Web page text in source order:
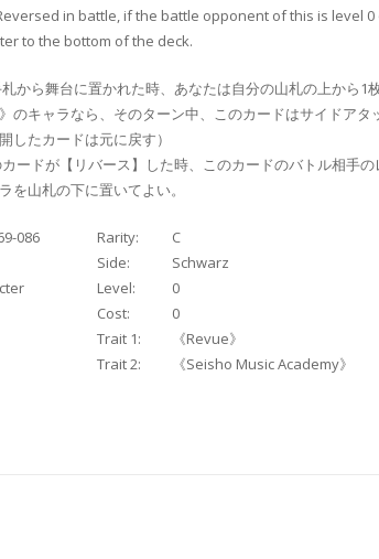
in battle, if the battle opponent of this is level
to the bottom of the deck.
札から舞台に置かれた時、あなたは自分の山札の上から1
のキャラなら、そのターン中、このカードはサイドアタ
したカードは元に戻す）
カードが【リバース】した時、このカードのバトル相手
を山札の下に置いてよい。
086 Rarity:
C
Side:
Schwarz
Level:
0
Cost:
0
Trait 1:
《Revue》
Trait 2: 《Seisho Music Academy》